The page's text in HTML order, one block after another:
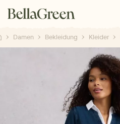
Damen Bekleidung Kleider